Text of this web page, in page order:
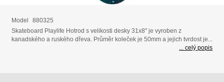
Model
880325
Skateboard Playlife Hotrod s velikosti desky 31x8" je vyroben z
kanadského a ruského dřeva. Průměr koleček je 50mm a jejich tvrdost je...
... celý popis